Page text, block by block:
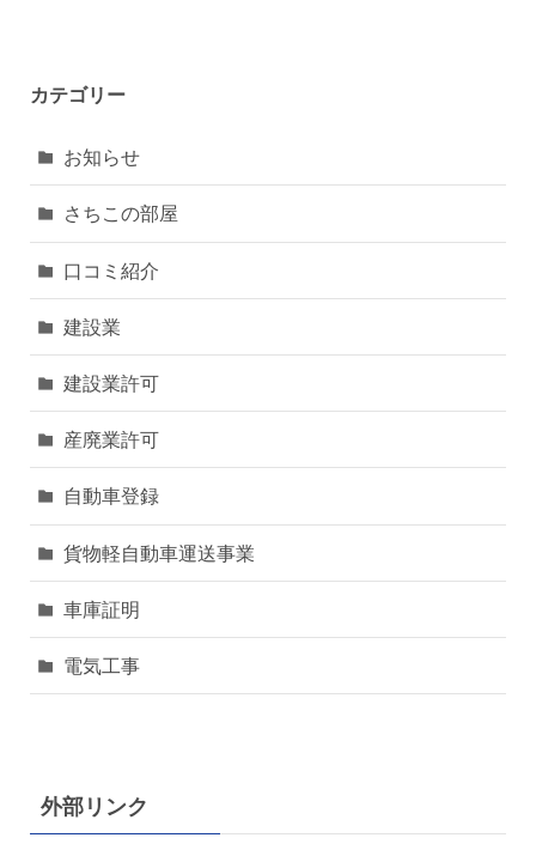
カテゴリー
お知らせ
さちこの部屋
口コミ紹介
建設業
建設業許可
産廃業許可
自動車登録
貨物軽自動車運送事業
車庫証明
電気工事
外部リンク